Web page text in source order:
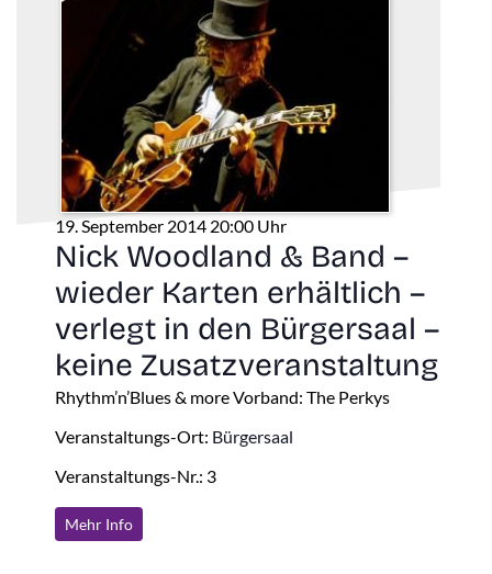
19. September 2014 20:00 Uhr
Nick Woodland & Band –
wieder Karten erhältlich –
verlegt in den Bürgersaal –
keine Zusatzveranstaltung
Rhythm’n’Blues & more Vorband: The Perkys
Veranstaltungs-Ort: Bürgersaal
Veranstaltungs-Nr.: 3
Mehr Info